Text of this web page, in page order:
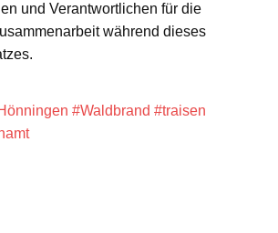
und Verantwortlichen für die
während dieses
#Waldbrand #traisen